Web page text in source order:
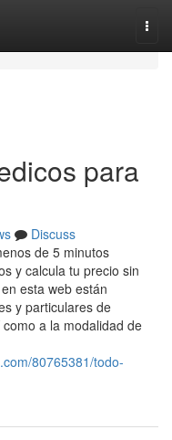
para
Discuss
de 5 minutos
y calcula tu precio sin
esta web están
y particulares de
a la modalidad de
80765381/todo-